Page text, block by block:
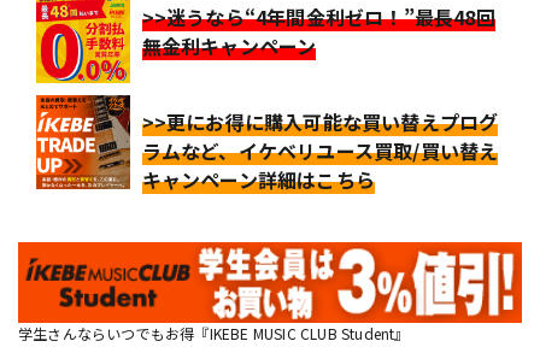
>>迷うなら“4年間金利ゼロ！”最長48回
無金利キャンペーン
>>更にお得に購入可能な買い替えプログ
ラムなど、イケベリユース買取/買い替え
キャンペーン詳細はこちら
学生さんならいつでもお得『IKEBE MUSIC CLUB Student』